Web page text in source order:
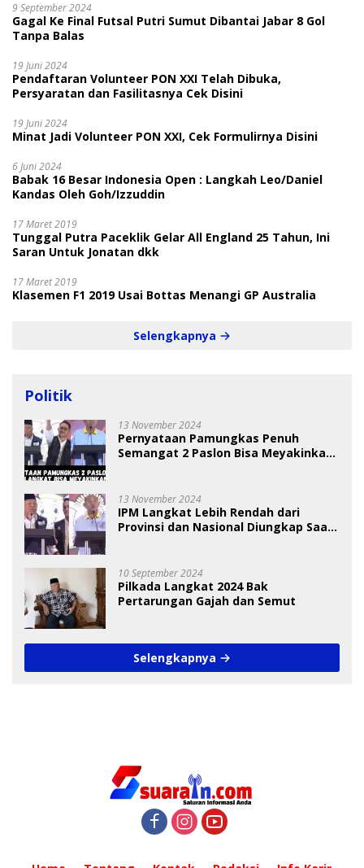
9 September 2024
Gagal Ke Final Futsal Putri Sumut Dibantai Jabar 8 Gol
Tanpa Balas
19 Juni 2024
Pendaftaran Volunteer PON XXI Telah Dibuka,
Persyaratan dan Fasilitasnya Cek Disini
19 Juni 2024
Minat Jadi Volunteer PON XXI, Cek Formulirnya Disini
6 Juni 2024
Babak 16 Besar Indonesia Open : Langkah Leo/Daniel
Kandas Oleh Goh/Izzuddin
17 Maret 2019
Tunggal Putra Paceklik Gelar All England 25 Tahun, Ini
Saran Untuk Jonatan dkk
17 Maret 2019
Klasemen F1 2019 Usai Bottas Menangi GP Australia
Selengkapnya
Politik
13 November 2024
Pernyataan Pamungkas Penuh
Semangat 2 Paslon Bisa Meyakinkan
13 November 2024
IPM Langkat Lebih Rendah dari
Provinsi dan Nasional Diungkap Saat
10 September 2024
Pilkada Langkat 2024 Bak
Pertarungan Gajah dan Semut
Selengkapnya